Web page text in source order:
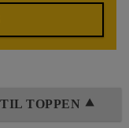
TIL TOPPEN ⯅